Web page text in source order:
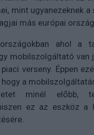
mint ugyanezeknek
más európai
ahol a
mobilszolgáltató van
verseny. Éppen
hogy a
minél előbb,
ez az eszköz a